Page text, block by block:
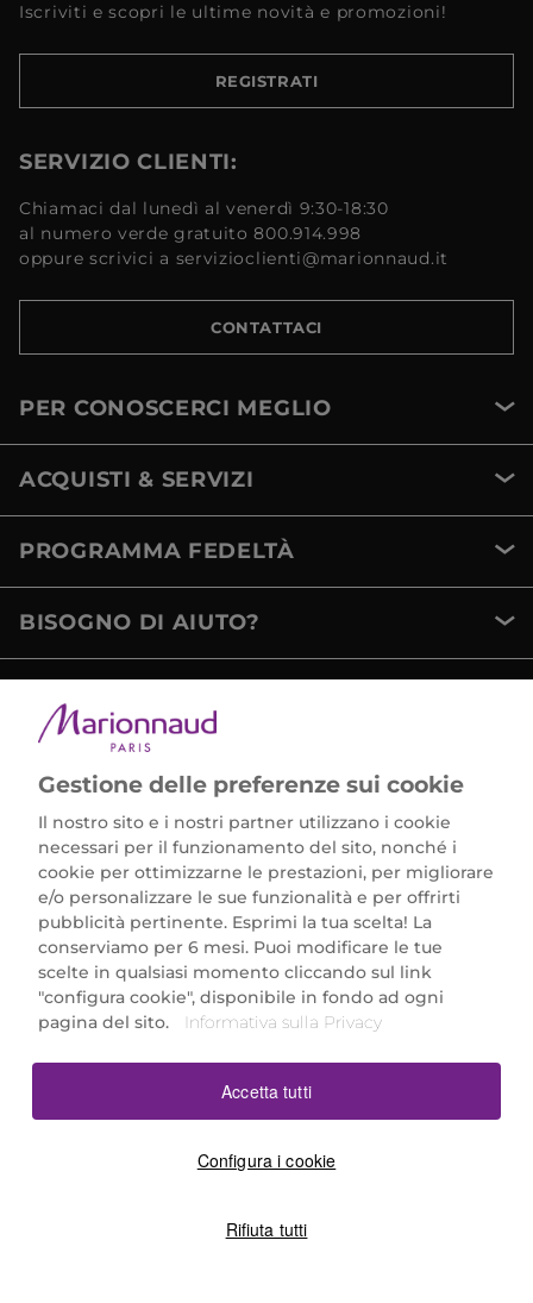
Iscriviti e scopri le ultime novità e promozioni!
REGISTRATI
SERVIZIO CLIENTI:
Chiamaci dal lunedì al venerdì 9:30-18:30
al numero verde gratuito 800.914.998
oppure scrivici a servizioclienti@marionnaud.it
CONTATTACI
PER CONOSCERCI MEGLIO
ACQUISTI & SERVIZI
PROGRAMMA FEDELTÀ
BISOGNO DI AIUTO?
Marionnaud Parfumeries Italia S.r.l.
Largo Fiera Milano 5, 20017 Rho (MI)
REA Milano 1650024 con P.IVA 13425220152.
SCARICA LA NOSTRA APP
Gestione delle preferenze sui cookie
Il nostro sito e i nostri partner utilizzano i cookie
necessari per il funzionamento del sito, nonché i
cookie per ottimizzarne le prestazioni, per migliorare
e/o personalizzare le sue funzionalità e per offrirti
pubblicità pertinente. Esprimi la tua scelta! La
conserviamo per 6 mesi. Puoi modificare le tue
scelte in qualsiasi momento cliccando sul link
"configura cookie", disponibile in fondo ad ogni
pagina del sito.
Informativa sulla Privacy
Configura i cookie
Rifiuta tutti
Accetta tutti